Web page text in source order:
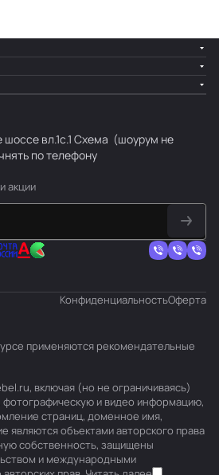
вл.1с.1 Схема (шоурум не
по телефону
акции
КонфиденциальностьОферта
применяются рекомендательные
включая (но не ограничиваясь)
фотографическую и видео информацию,
страниц, доменное имя,
являются объектами авторского права
собственность, защищены
и международными